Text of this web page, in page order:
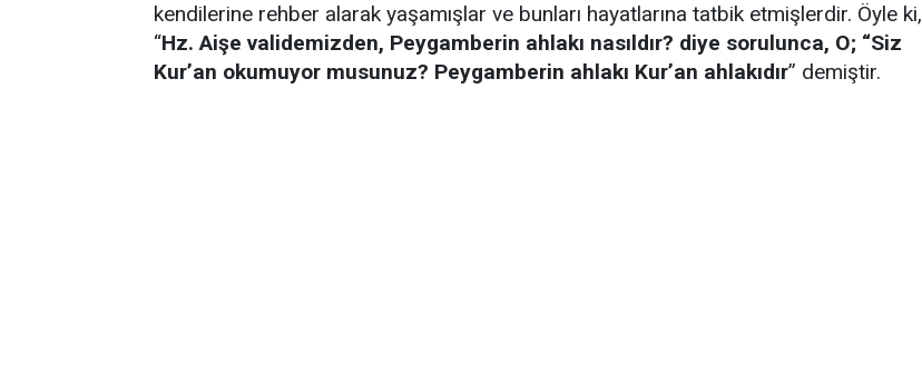
kendilerine rehber alarak yaşamışlar ve bunları hayatlarına tatbik etmişlerdir. Öyle ki,
“Hz. Aişe validemizden, Peygamberin ahlakı nasıldır? diye sorulunca, O; “Siz
Kur’an okumuyor musunuz? Peygamberin ahlakı Kur’an ahlakıdır” demiştir.